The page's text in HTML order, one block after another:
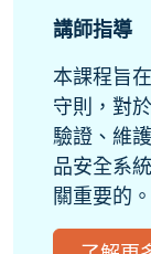
講師指導
本課程旨
守則，對
驗證、維
品安全系
關重要的。